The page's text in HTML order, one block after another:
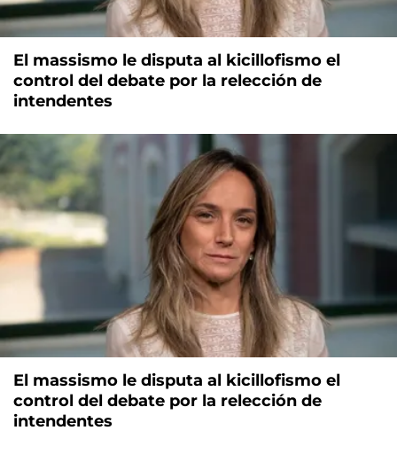
El massismo le disputa al kicillofismo el
control del debate por la relección de
intendentes
El massismo le disputa al kicillofismo el
control del debate por la relección de
intendentes